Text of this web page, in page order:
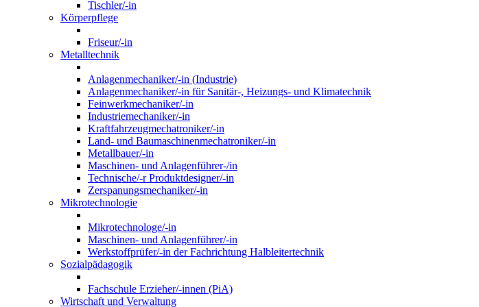
Tischler/-in
Körperpflege
Friseur/-in
Metalltechnik
Anlagenmechaniker/-in (Industrie)
Anlagenmechaniker/-in für Sanitär-, Heizungs- und Klimatechnik
Feinwerkmechaniker/-in
Industriemechaniker/-in
Kraftfahrzeugmechatroniker/-in
Land- und Baumaschinenmechatroniker/-in
Metallbauer/-in
Maschinen- und Anlagenführer-/in
Technische/-r Produktdesigner/-in
Zerspanungsmechaniker/-in
Mikrotechnologie
Mikrotechnologe/-in
Maschinen- und Anlagenführer/-in
Werkstoffprüfer/-in der Fachrichtung Halbleitertechnik
Sozialpädagogik
Fachschule Erzieher/-innen (PiA)
Wirtschaft und Verwaltung